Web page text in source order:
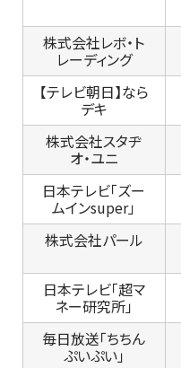
株式会社レボ・ト
レーディング
【テレビ朝日】なら
デキ
株式会社スタヂ
オ・ユニ
日本テレビ「ズー
ムインsuper」
株式会社パール
日本テレビ「超マ
ネー研究所」
毎日放送「ちちん
ぷいぷい」